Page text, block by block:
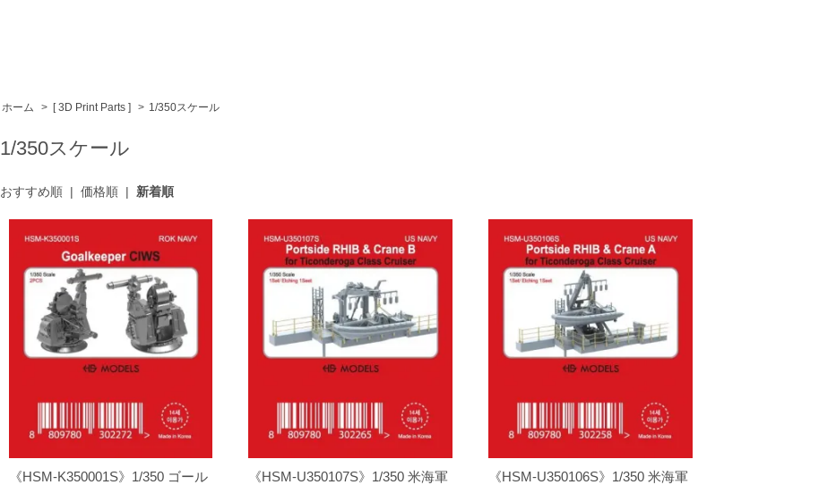
ホーム > [ 3D Print Parts ] > 1/350スケール
1/350スケール
おすすめ順| 価格順| 新着順
《HSM-K350001S》1/350 ゴール
《HSM-U350107S》1/350 米海軍
《HSM-U350106S》1/350 米海軍